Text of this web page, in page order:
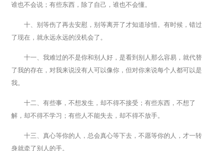
谁也不会说；有些东西，除了自己，谁也不会懂。
十、别等伤了再去安慰，别等离开了才知道珍惜。有时候，错过
了现在，就永远永远的没机会了。
十一、我难过的不是你和别人好，是看到别人那么容易，就代替
了我的存在，对我来说没有人可以像你，但对你来说每个人都可以是
我。
十二、有些事，不想发生，却不得不接受；有些东西，不想了
解，却不得不学习；有些人不能失去，却不得不放手。
十三、真心等你的人，总会真心等下去，不愿等你的人，才一转
身就牵了别人的手。